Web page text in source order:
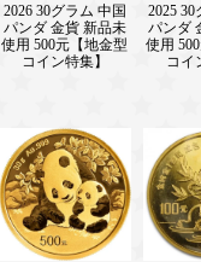
2026 30グラム 中国
パンダ 金貨 新品未
使用 500元【地金型
コイン特集】
2025
パンダ
使用
コイ